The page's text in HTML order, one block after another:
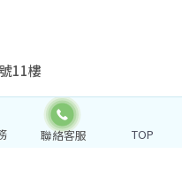
11樓
TOP